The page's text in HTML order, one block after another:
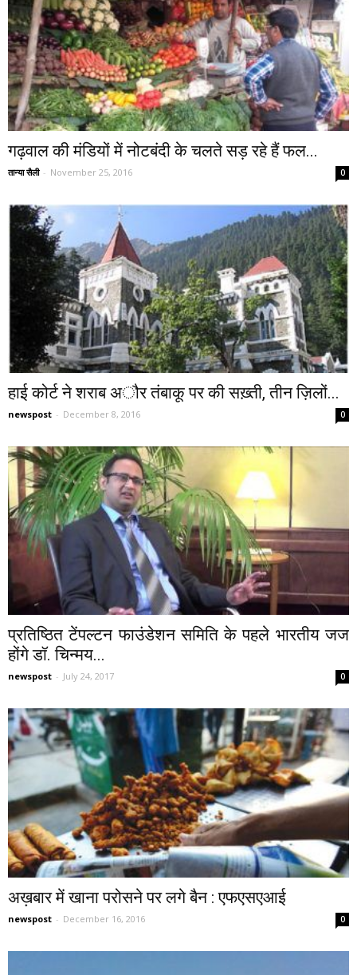
गढ़वाल की मंडियों में नोटबंदी के चलते सड़ रहे हैं फल...
तान्या सैली - November 25, 2016 0
हाई कोर्ट ने शराब अौर तंबाकू पर की सख़्ती, तीन ज़िलों...
newspost - December 8, 2016 0
प्रतिष्ठित टेंपल्टन फाउंडेशन समिति के पहले भारतीय जज
होंगे डॉ. चिन्मय...
newspost - July 24, 2017 0
अख़बार में खाना परोसने पर लगे बैन : एफएसएआई
newspost - December 16, 2016 0